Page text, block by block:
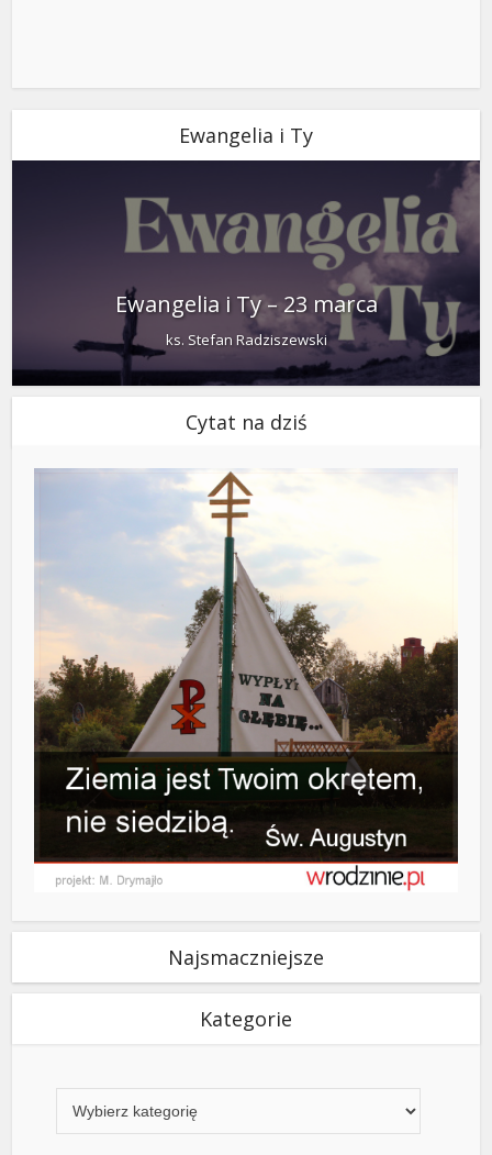
Ewangelia i Ty
Ewangelia i Ty – 23 marca
ks. Stefan Radziszewski
Cytat na dziś
Najsmaczniejsze
Kategorie